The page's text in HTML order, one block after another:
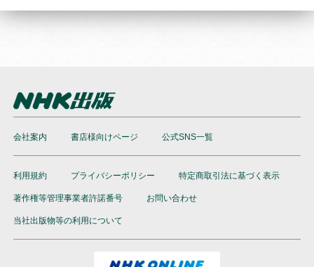
会社案内 書店様向けページ 公式SNS一覧
利用規約 プライバシーポリシー 特定商取引法に基づく表示
著作権等管理事業者許諾番号 お問い合わせ
当社出版物等の利用について